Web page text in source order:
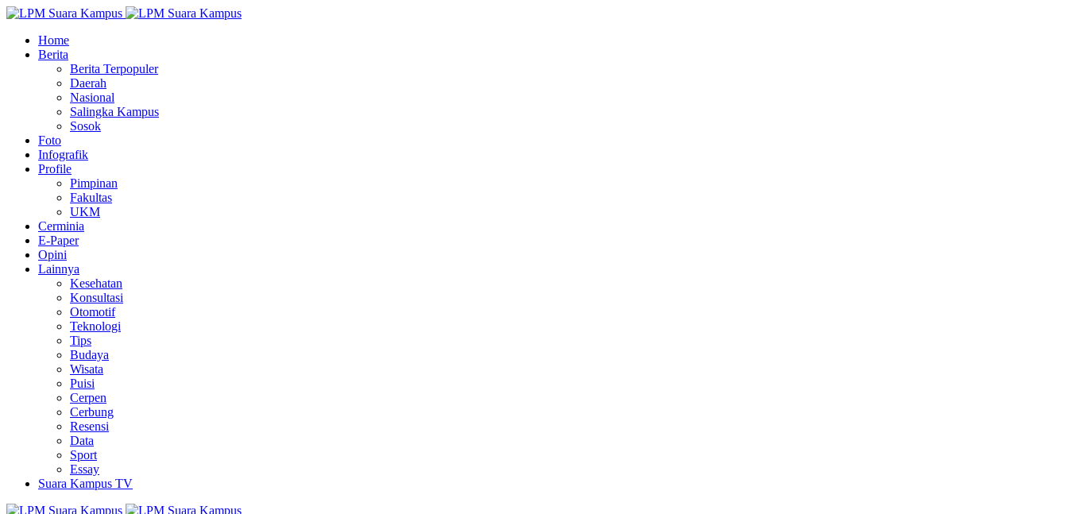
Home
Berita
Berita Terpopuler
Daerah
Nasional
Salingka Kampus
Sosok
Foto
Infografik
Profile
Pimpinan
Fakultas
UKM
Cerminia
E-Paper
Opini
Lainnya
Kesehatan
Konsultasi
Otomotif
Teknologi
Tips
Budaya
Wisata
Puisi
Cerpen
Cerbung
Resensi
Data
Sport
Essay
Suara Kampus TV